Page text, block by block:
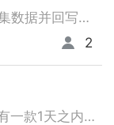
RPA项目实施，从SAP、ERP等系统采集数据并回写。请注意以下要求，不符合者请勿扰！ 1、熟悉掌握国内主流RPA设计实施，如弘玑、来也、艺赛旗等产品； 2、有大中型企业RPA流程设计、实施项目经验； 3、非远程、需要现场实施！！！！！！！
2
1，项目简介 需要逆向三款软件，之前有一款1天之内有人已经逆向出来，交付给我了。 2，功能需求 逆向出来后，不做任何功能改变，做加密授权就可以了三、人员要求 3，人员要求 精通逆向，做事速度快。不拖延项目进度，能保持实时交流，按时交付。 平台功能可正常使用，无明显bug。 提供项目源码